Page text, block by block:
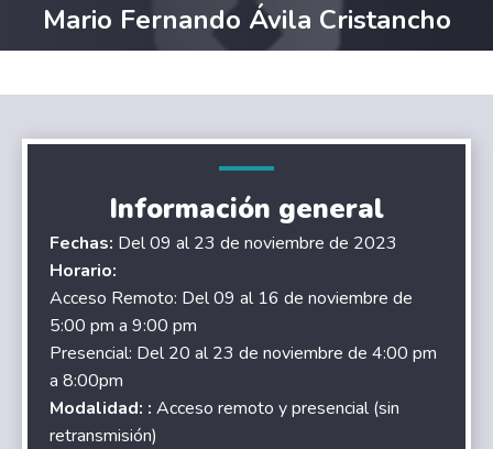
Mario Fernando Ávila Cristancho
Información general
Fechas: Del 09 al 23 de noviembre de 2023
Horario:
Acceso Remoto: Del 09 al 16 de noviembre de
5:00 pm a 9:00 pm
Presencial: Del 20 al 23 de noviembre de 4:00 pm
a 8:00pm
Modalidad: :Acceso remoto y presencial (sin
retransmisión)